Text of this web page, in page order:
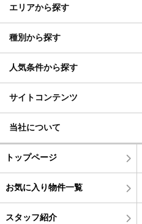
エリアから探す
種別から探す
人気条件から探す
サイトコンテンツ
当社について
トップページ
お気に入り物件一覧
スタッフ紹介